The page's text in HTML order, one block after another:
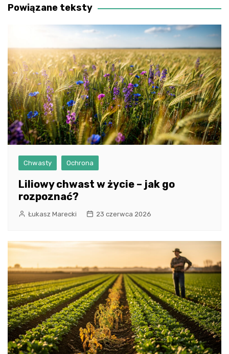
Powiązane teksty
Chwasty Ochrona
Liliowy chwast w życie – jak go
rozpoznać?
Łukasz Marecki 23 czerwca 2026